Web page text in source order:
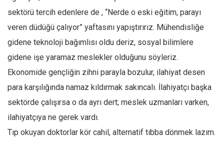
sektörü tercih edenlere de , “Nerde o eski eğitim, parayı
veren düdüğü çalıyor” yaftasını yapıştırırız. Mühendisliğe
gidene teknoloji bağımlısı oldu deriz, sosyal bilimlere
gidene işe yaramaz meslekler olduğunu söyleriz.
Ekonomide gençliğin zihni parayla bozulur, ilahiyat desen
para karşılığında namaz kıldırmak sakıncalı. İlahiyatçı başka
sektörde çalışırsa o da ayrı dert; meslek uzmanları varken,
ilahiyatçıya ne gerek vardı.
Tıp okuyan doktorlar kör cahil, alternatif tıbba dönmek lazım.